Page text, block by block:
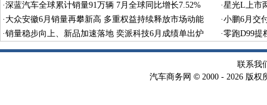
·深蓝汽车全球累计销量91万辆 7月全球同比增长7.52% ·星光L上市
· 大众安徽6月销量再攀新高 多重权益持续释放市场动能 ·小鹏6月交
秀
·销量稳步向上、新品加速落地 奕派科技6月成绩单出炉 ·零跑D99提
联系我
汽车商务网 © 2000 - 2026 版权